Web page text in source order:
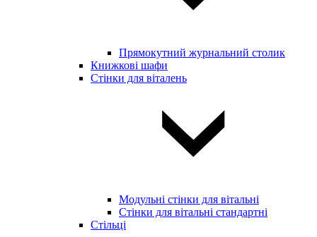
Прямокутний журнальний столик
Книжкові шафи
Стінки для віталень
Модульні стінки для вітальні
Стінки для вітальні стандартні
Стільці